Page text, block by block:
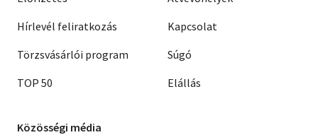
Hírlevél feliratkozás
Törzsvásárlói program
TOP 50
Kapcsolat
Súgó
Elállás
Közösségi média